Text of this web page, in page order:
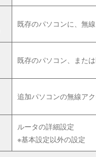
既存のパソコンに、無
既存のパソコン、また
追加パソコンの無線ア
ルータの詳細設定
※基本設定以外の設定